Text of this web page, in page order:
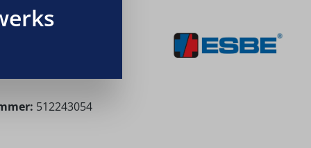
512243054